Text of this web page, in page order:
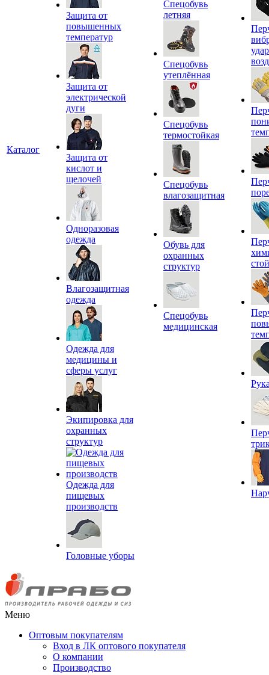
Каталог
Защита от
повышенных
температур
Защита от
электрической
дуги
Защита от
кислот и
щелочей
Одноразовая
одежда
Влагозащитная
одежда
Одежда для
медицины и
сферы услуг
Экипировка для
охранных
структур
Одежда для
пищевых
производств
Головные уборы
Спецобувь
летняя
Спецобувь
утеплённая
Спецобувь
термостойкая
Спецобувь
влагозащитная
Обувь для
охранных
структур
Спецобувь
медицинская
Меню
Оптовым покупателям
Вход в ЛК оптового покупателя
О компании
Производство